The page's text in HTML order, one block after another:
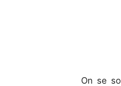
On se